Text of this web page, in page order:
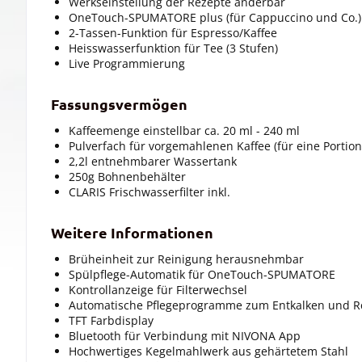
OneTouch-SPUMATORE plus (für Cappuccino und Co.)
2-Tassen-Funktion für Espresso/Kaffee
Heisswasserfunktion für Tee (3 Stufen)
Live Programmierung
Fassungsvermögen
Kaffeemenge einstellbar ca. 20 ml - 240 ml
Pulverfach für vorgemahlenen Kaffee (für eine
2,2l entnehmbarer Wassertank
250g Bohnenbehälter
CLARIS Frischwasserfilter inkl.
Weitere Informationen
Brüheinheit zur Reinigung herausnehmbar
Spülpflege-Automatik für OneTouch-SPUMATORE
Kontrollanzeige für Filterwechsel
Automatische Pflegeprogramme zum Entkalken und
TFT Farbdisplay
Bluetooth für Verbindung mit NIVONA App
Hochwertiges Kegelmahlwerk aus gehärtetem Stahl